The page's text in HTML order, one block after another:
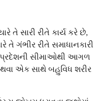
તે સારી રીતે કાર્ય કરે છે,
તે ગંભીર રીતે સમાધાનકારી
પ્રદેશની સીમાઓથી આગળ
એક સાથે બહુવિધ શરીર